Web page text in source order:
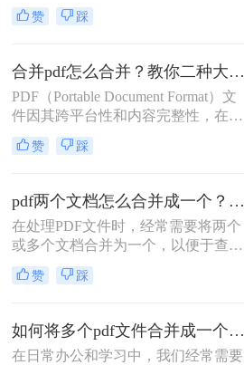
或存储。那么如何将pdf文件合并到一
起呢？本文将介绍两种合并PDF文件
赞 踩
合并pdf怎么合并？教你二种大家都在用的合并方法！
PDF（Portable Document Format）文
件因其跨平台性和内容完整性，在日
常办公和学习中得到了广泛应用。有
时，我们需要将多个PDF文件合并为
么合并pdf怎么合并呢？本文将介绍两
种常见的PDF合并方法。
赞 踩
pdf两个文档怎么合并成一个？这4种合并方法快来看看！
在处理PDF文件时，经常需要将两个
或多个文档合并为一个，以便于查
阅、分享或存档。那么pdf两个文档怎
么合并成一个呢？本文将介绍四种常
赞 踩
如何将多个pdf文件合并成一个？这3种方法轻松合并文件！
在日常办公和学习中，我们经常需要